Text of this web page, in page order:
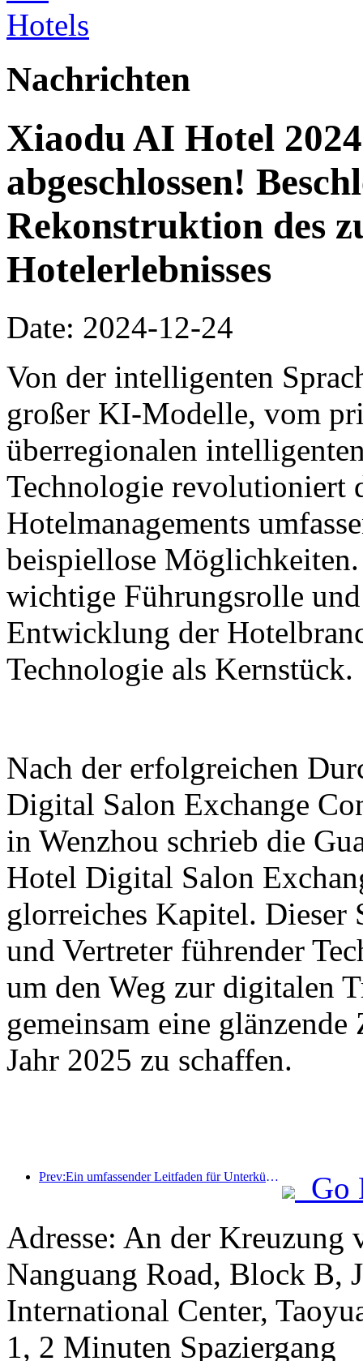
Nachrichten
Xiaodu AI Hotel
abgeschlossen!
Rekonstruktion des
Hotelerlebnisses
Date: 2024-12-24
Von der intelligenten
großer KI-Modelle, vom
überregionalen
Technologie revolutioniert
Hotelmanagements
beispiellose
wichtige Führungsrolle
Entwicklung der
Technologie als Kernstück.
Nach der erfolgreichen
Digital Salon Exchange
in Wenzhou schrieb die
Hotel Digital Salon
glorreiches Kapitel. Dieser
und Vertreter führender
um den Weg zur digitalen
gemeinsam eine
Jahr 2025 zu schaffen.
Prev:Ein umfassender Leitfaden für Unterkünfte während der touristischen Wintersaison in Peking. Der neue Innenhof des Jingneng Hotels löst einen neuen Tourismustrend aus
Go
Adresse: An der Kreuzung
Nanguang Road, Block B,
International Center,
1, 2 Minuten Spaziergang